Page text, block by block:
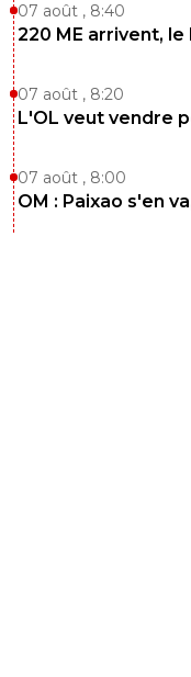
07 août , 8:40
220 ME arrivent,
07 août , 8:20
L'OL veut vendre
07 août , 8:00
OM : Paixao s'en